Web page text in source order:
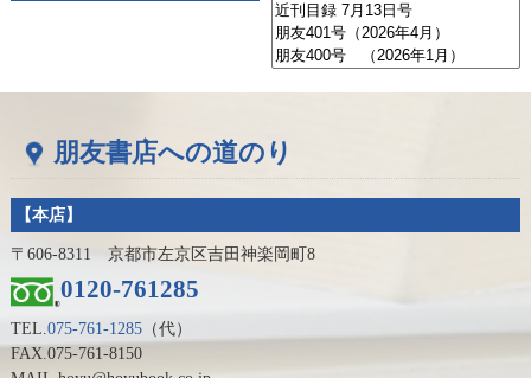
朋友書店への道のり
【本店】
〒606-8311 京都市左京区吉田神楽岡町8
0120-761285
TEL.075-761-1285（代）
FAX.075-761-8150